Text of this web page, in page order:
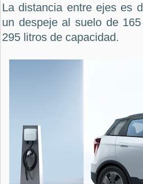
La distancia entre ejes es
un despeje al suelo de
295 litros de capacidad.